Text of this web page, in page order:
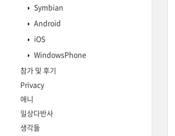
Symbian
Android
iOS
WindowsPhone
참가 및 후기
Privacy
애니
일상다반사
생각들